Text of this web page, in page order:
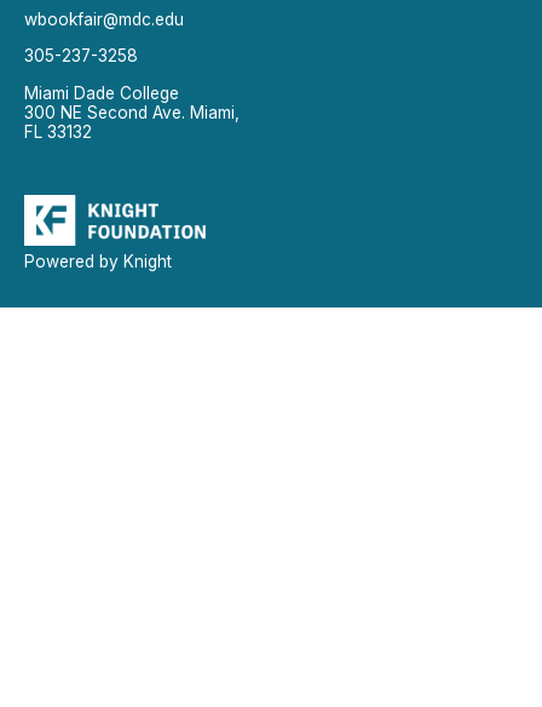
wbookfair@mdc.edu
305-237-3258
Miami Dade College
300 NE Second Ave. Miami,
FL 33132
Powered by Knight